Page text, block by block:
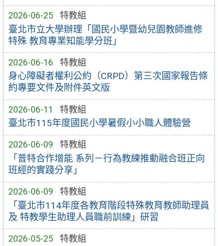
2026-06-25 特教組
臺北市立大學辦理「國民小學暨幼兒園教師進修
特殊 教育專業知能學分班」
2026-06-16 特教組
身心障礙者權利公約（CRPD）第三次國家報告條
約專要文件及附件英文版
2026-06-11 特教組
臺北市115年度國民小學暑假小小職人體驗營
2026-06-09 特教組
「普特合作增能 系列－行為教練推動融合班正向
班經的實踐分享」
2026-06-09 特教組
「臺北市114年度各教育階段特殊教育教師助理員
及 特教學生助理人員職前訓練」研習
2026-05-25 特教組